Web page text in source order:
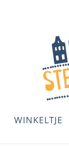
WINKELTJE